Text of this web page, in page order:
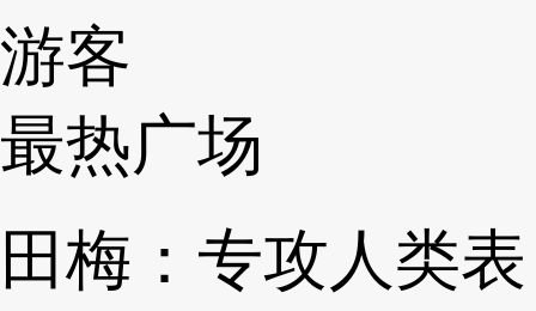
游客
最热广场
田梅：专攻人类表